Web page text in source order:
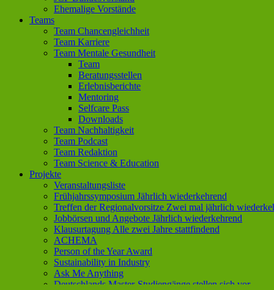
Ehemalige Vorstände
Teams
Team Chancengleichheit
Team Karriere
Team Mentale Gesundheit
Team
Beratungsstellen
Erlebnisberichte
Mentoring
Selfcare Pass
Downloads
Team Nachhaltigkeit
Team Podcast
Team Redaktion
Team Science & Education
Projekte
Veranstaltungsliste
Frühjahrssymposium Jährlich wiederkehrend
Treffen der Regionalvorsitze Zwei mal jährlich
Jobbörsen und Angebote Jährlich wiederkehrend
Klausurtagung Alle zwei Jahre stattfindend
ACHEMA
Person of the Year Award
Sustainability in Industry
Ask Me Anything
Deutschlands Master-Studiengänge stellen sich vor